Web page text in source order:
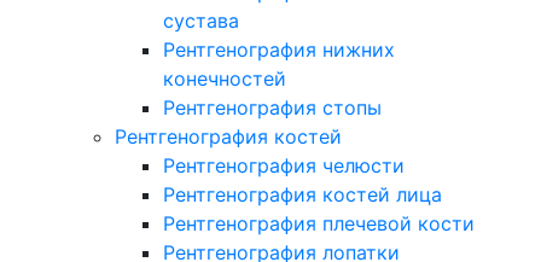
сустава
Рентгенография нижних
конечностей
Рентгенография стопы
Рентгенография костей
Рентгенография челюсти
Рентгенография костей лица
Рентгенография плечевой кости
Рентгенография лопатки